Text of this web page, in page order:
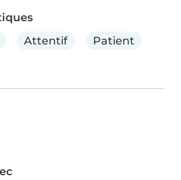
Attentif Patient